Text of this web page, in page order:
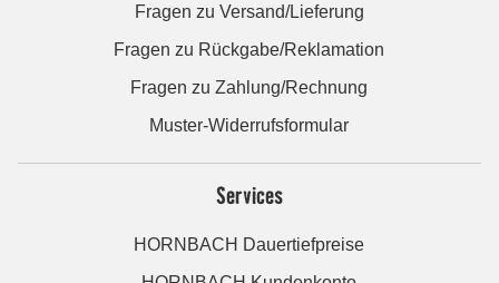
Fragen zu Versand/Lieferung
Fragen zu Rückgabe/Reklamation
Fragen zu Zahlung/Rechnung
Muster-Widerrufsformular
Services
HORNBACH Dauertiefpreise